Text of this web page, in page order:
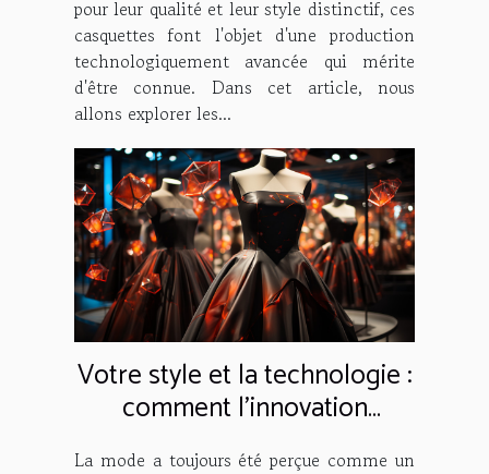
pour leur qualité et leur style distinctif, ces
casquettes font l'objet d'une production
technologiquement avancée qui mérite
d'être connue. Dans cet article, nous
allons explorer les...
Votre style et la technologie :
comment l'innovation
façonne la mode
La mode a toujours été perçue comme un